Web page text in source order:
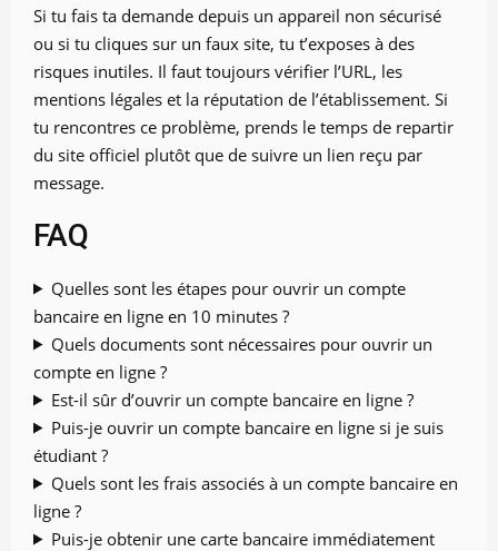
Si tu fais ta demande depuis un appareil non sécurisé
ou si tu cliques sur un faux site, tu t’exposes à des
risques inutiles. Il faut toujours vérifier l’URL, les
mentions légales et la réputation de l’établissement. Si
tu rencontres ce problème, prends le temps de repartir
du site officiel plutôt que de suivre un lien reçu par
message.
FAQ
Quelles sont les étapes pour ouvrir un compte
bancaire en ligne en 10 minutes ?
Quels documents sont nécessaires pour ouvrir un
compte en ligne ?
Est-il sûr d’ouvrir un compte bancaire en ligne ?
Puis-je ouvrir un compte bancaire en ligne si je suis
étudiant ?
Quels sont les frais associés à un compte bancaire en
ligne ?
Puis-je obtenir une carte bancaire immédiatement